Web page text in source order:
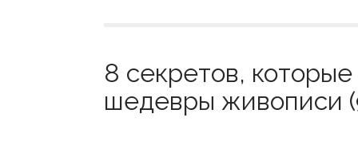
8 секретов,
шедевры живописи